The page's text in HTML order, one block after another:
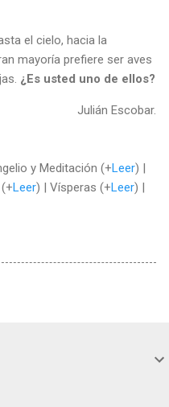
el cielo, hacia la
mayoría prefiere ser aves
¿Es usted uno de ellos?
Julián Escobar.
y Meditación (+Leer) |
Leer) | Vísperas (+Leer) |